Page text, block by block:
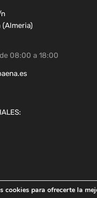
(Almeria)
08:00 a 18:00
Baena
cookies para ofrecerte la